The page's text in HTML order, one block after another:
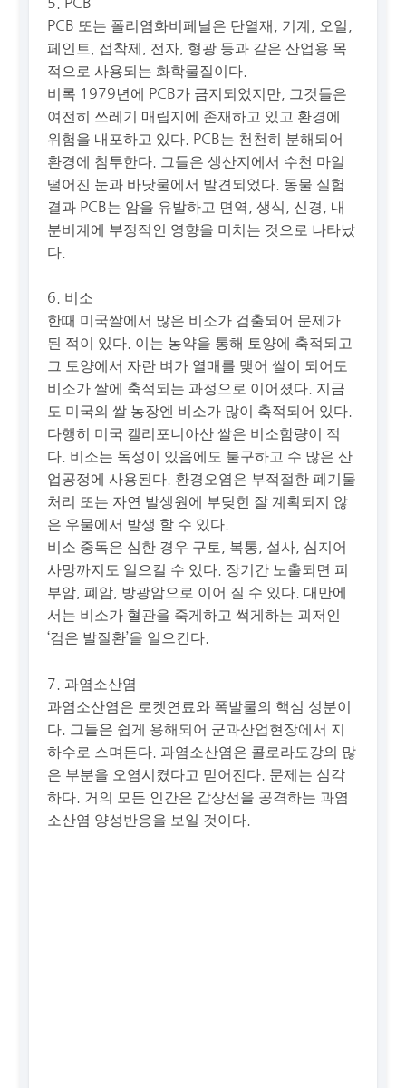
PCB 또는 폴리염화비페닐은 단열재, 기계, 오일,
페인트, 접착제, 전자, 형광 등과 같은 산업용 목
적으로 사용되는 화학물질이다.
비록 1979년에 PCB가 금지되었지만, 그것들은
여전히 쓰레기 매립지에 존재하고 있고 환경에
위험을 내포하고 있다. PCB는 천천히 분해되어
환경에 침투한다. 그들은 생산지에서 수천 마일
떨어진 눈과 바닷물에서 발견되었다. 동물 실험
결과 PCB는 암을 유발하고 면역, 생식, 신경, 내
분비계에 부정적인 영향을 미치는 것으로 나타났
다.
6. 비소
한때 미국쌀에서 많은 비소가 검출되어 문제가
된 적이 있다. 이는 농약을 통해 토양에 축적되고
그 토양에서 자란 벼가 열매를 맺어 쌀이 되어도
비소가 쌀에 축적되는 과정으로 이어졌다. 지금
도 미국의 쌀 농장엔 비소가 많이 축적되어 있다.
다행히 미국 캘리포니아산 쌀은 비소함량이 적
다. 비소는 독성이 있음에도 불구하고 수 많은 산
업공정에 사용된다. 환경오염은 부적절한 폐기물
처리 또는 자연 발생원에 부딪힌 잘 계획되지 않
은 우물에서 발생 할 수 있다.
비소 중독은 심한 경우 구토, 복통, 설사, 심지어
사망까지도 일으킬 수 있다. 장기간 노출되면 피
부암, 폐암, 방광암으로 이어 질 수 있다. 대만에
서는 비소가 혈관을 죽게하고 썩게하는 괴저인
‘검은 발질환’을 일으킨다.
7. 과염소산염
과염소산염은 로켓연료와 폭발물의 핵심 성분이
다. 그들은 쉽게 용해되어 군과산업현장에서 지
하수로 스며든다. 과염소산염은 콜로라도강의 많
은 부분을 오염시켰다고 믿어진다. 문제는 심각
하다. 거의 모든 인간은 갑상선을 공격하는 과염
소산염 양성반응을 보일 것이다.